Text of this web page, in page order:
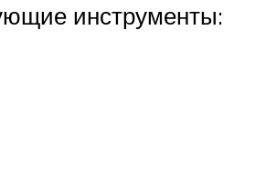
инструменты: